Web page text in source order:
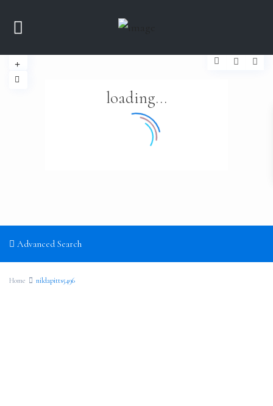
loading...
Advanced Search
Home nildapitts5496